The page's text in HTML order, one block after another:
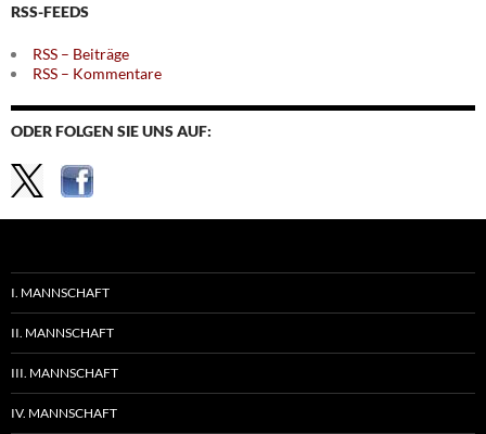
RSS-FEEDS
RSS – Beiträge
RSS – Kommentare
ODER FOLGEN SIE UNS AUF:
I. MANNSCHAFT
II. MANNSCHAFT
III. MANNSCHAFT
IV. MANNSCHAFT